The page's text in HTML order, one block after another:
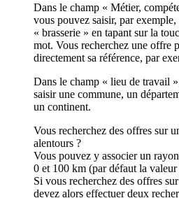
Dans le champ « Métier,
vous pouvez saisir, par
« brasserie » en tapant sur la
mot. Vous recherchez une offre
directement sa référence, par
Dans le champ « lieu de travail
saisir une commune, un
un continent.
Vous recherchez des offres sur
alentours ?
Vous pouvez y associer un
0 et 100 km (par défaut la
Si vous recherchez des offres
devez alors effectuer deux